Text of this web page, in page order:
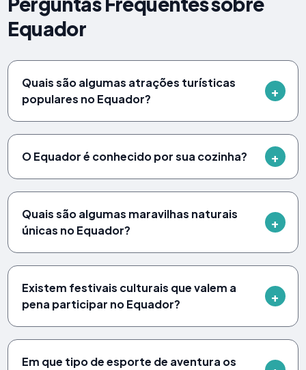
Equador
Quais são algumas atrações turísticas
populares no Equador?
O Equador é conhecido por sua cozinha?
Quais são algumas maravilhas naturais
únicas no Equador?
Existem festivais culturais que valem a
pena participar no Equador?
Em que tipo de esporte de aventura os